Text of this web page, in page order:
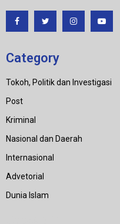
Category
Tokoh, Politik dan Investigasi
Post
Kriminal
Nasional dan Daerah
Internasional
Advetorial
Dunia Islam